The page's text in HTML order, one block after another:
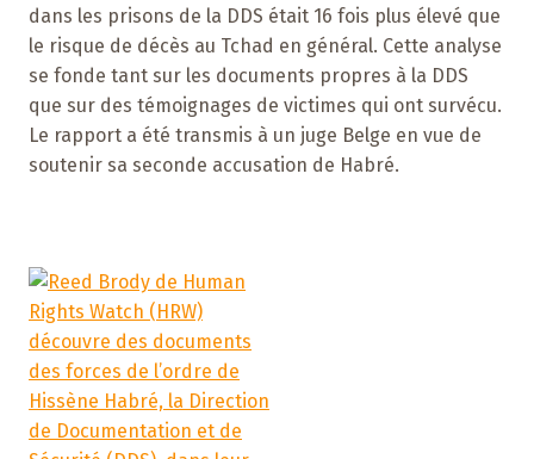
dans les prisons de la DDS était 16 fois plus élevé que
le risque de décès au Tchad en général. Cette analyse
se fonde tant sur les documents propres à la DDS
que sur des témoignages de victimes qui ont survécu.
Le rapport a été transmis à un juge Belge en vue de
soutenir sa seconde accusation de Habré.